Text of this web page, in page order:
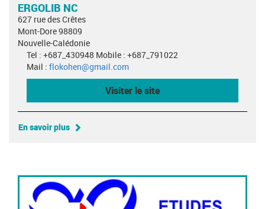
ERGOLIB NC
627 rue des Crêtes
Mont-Dore 98809
Nouvelle-Calédonie
Tel : +687_430948 Mobile : +687_791022
Mail : flokohen@gmail.com
Visiter le site
En savoir plus